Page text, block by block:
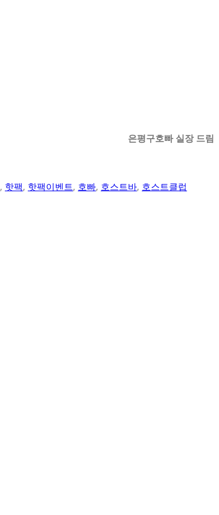
은평구호빠 실장 드림
, 핫팩, 핫팩이벤트, 호빠, 호스트바, 호스트클럽